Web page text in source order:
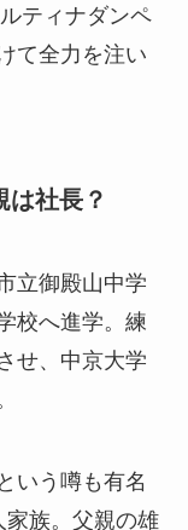
ティナダンペ
て全力を注い
は社長？
立御殿山中学
校へ進学。練
せ、中京大学
いう噂も有名
家族。父親の雄